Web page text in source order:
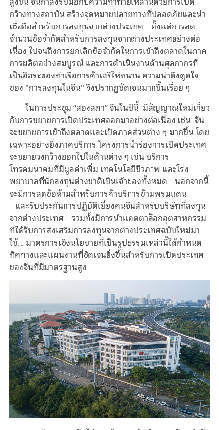
กว้างทางสถาบัน สร้างจุดหมายปลายทางที่ปลอดภัยและน่า
เชื่อถือสำหรับการลงทุนจากต่างประเทศ ตั้งแต่การลด
จำนวนข้อจำกัดสำหรับการลงทุนจากต่างประเทศอย่างต่อ
เนื่อง ไปจนถึงการยกเลิกข้อจำกัดในการเข้าถึงตลาดในภาค
การผลิตอย่างสมบูรณ์ และการดำเนินงานด้านศุลกากรที่
เป็นอิสระของท่าเรือการค้าเสรีไห่หนาน ความน่าดึงดูดใจ
ของ "การลงทุนในจีน" จึงปรากฏชัดเจนมากขึ้นเรื่อย ๆ
ในการประชุม “สองสภา” จีนในปีนี้ มีสัญญาณใหม่เกี่ยว
กับการขยายการเปิดประเทศออกมาอย่างต่อเนื่อง เช่น จีน
จะขยายการเข้าถึงตลาดและเปิดภาคส่วนต่าง ๆ มากขึ้น โดย
เฉพาะอย่างยิ่งภาคบริการ โครงการนำร่องการเปิดประเทศ
จะขยายวงกว้างออกไปในด้านต่าง ๆ เช่น บริการ
โทรคมนาคมที่มีมูลค่าเพิ่ม เทคโนโลยีชีวภาพ และโรง
พยาบาลที่นักลงทุนต่างชาติเป็นเจ้าของทั้งหมด นอกจากนี้
จะมีการลดข้อห้ามสำหรับการค้าบริการข้ามพรมแดน
และรับประกันการปฏิบัติเยี่ยงคนจีนสำหรับบริษัทที่ลงทุน
จากต่างประเทศ รวมทั้งมีการนำแคตตาล็อกอุตสาหกรรม
ที่ได้รับการส่งเสริมการลงทุนจากต่างประเทศฉบับใหม่มา
ใช้… มาตรการเชิงนโยบายที่เป็นรูปธรรมเหล่านี้ได้กำหนด
ทิศทางและแผนงานที่ชัดเจนยิ่งขึ้นสำหรับการเปิดประเทศ
ของจีนที่มีมาตรฐานสูง